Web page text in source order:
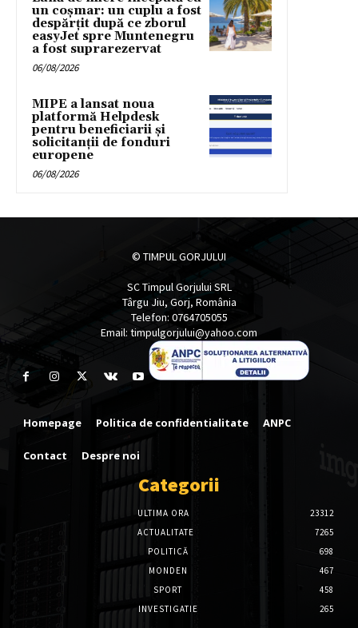
un coșmar: un cuplu a fost
despărțit după ce zborul
easyJet spre Muntenegru
a fost suprarezervat
06/08/2026
MIPE a lansat noua
platformă Helpdesk
pentru beneficiarii și
solicitanții de fonduri
europene
06/08/2026
© TIMPUL GORJULUI
SC Timpul Gorjului SRL
Târgu Jiu, Gorj, România
Telefon: 0764705055
Email: timpulgorjului@yahoo.com
Homepage Politica de confidentialitate ANPC
Contact Despre noi
Categorii
ULTIMA ORA
23312
ACTUALITATE
7265
POLITICĂ
698
MONDEN
467
SPORT
458
INVESTIGATIE
265